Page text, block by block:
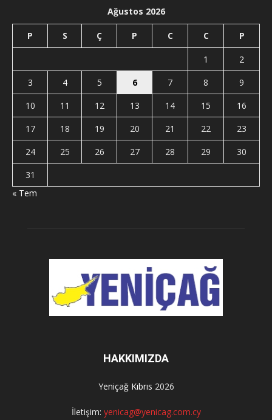
Ağustos 2026
P S Ç P C C P
1
2
3
4 5 6 7 8
9
10
11 12 13 14 15
16
17
18 19 20 21 22
23
24
25 26 27 28 29
30
31
« Tem
HAKKIMIZDA
Yeniçağ Kıbrıs 2026
İletişim: yenicag@yenicag.com.cy